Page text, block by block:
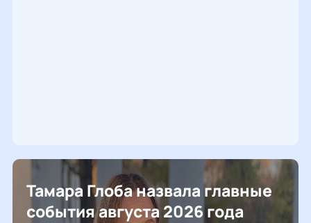
Тамара Глоба назвала главные
события августа 2026 года